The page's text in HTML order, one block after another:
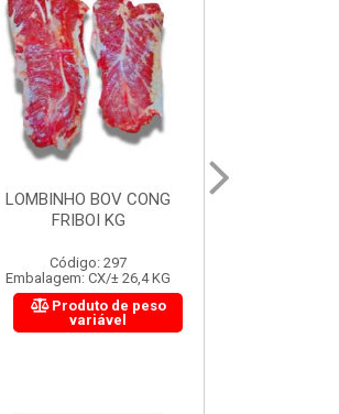
FIGADO BOV CONG FRIBOI
KG
Código: 222
Embalagem: CX/± 30,12 KG
Produto de peso
variável